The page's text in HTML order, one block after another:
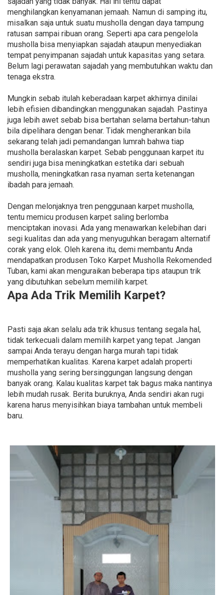
menghilangkan kenyamanan jemaah. Namun di samping itu,
misalkan saja untuk suatu musholla dengan daya tampung
ratusan sampai ribuan orang. Seperti apa cara pengelola
musholla bisa menyiapkan sajadah ataupun menyediakan
tempat penyimpanan sajadah untuk kapasitas yang setara.
Belum lagi perawatan sajadah yang membutuhkan waktu dan
tenaga ekstra.
Mungkin sebab itulah keberadaan karpet akhirnya dinilai
lebih efisien dibandingkan menggunakan sajadah. Pastinya
juga lebih awet sebab bisa bertahan selama bertahun-tahun
bila dipelihara dengan benar. Tidak mengherankan bila
sekarang telah jadi pemandangan lumrah bahwa tiap
musholla beralaskan karpet. Sebab penggunaan karpet itu
sendiri juga bisa meningkatkan estetika dari sebuah
musholla, meningkatkan rasa nyaman serta ketenangan
ibadah para jemaah.
Dengan melonjaknya tren penggunaan karpet musholla,
tentu memicu produsen karpet saling berlomba
menciptakan inovasi. Ada yang menawarkan kelebihan dari
segi kualitas dan ada yang menyuguhkan beragam alternatif
corak yang elok. Oleh karena itu, demi membantu Anda
mendapatkan produsen Toko Karpet Musholla Rekomended
Tuban, kami akan menguraikan beberapa tips ataupun trik
yang dibutuhkan sebelum memilih karpet.
Apa Ada Trik Memilih Karpet?
Pasti saja akan selalu ada trik khusus tentang segala hal,
tidak terkecuali dalam memilih karpet yang tepat. Jangan
sampai Anda terayu dengan harga murah tapi tidak
memperhatikan kualitas. Karena karpet adalah properti
musholla yang sering bersinggungan langsung dengan
banyak orang. Kalau kualitas karpet tak bagus maka nantinya
lebih mudah rusak. Berita buruknya, Anda sendiri akan rugi
karena harus menyisihkan biaya tambahan untuk membeli
baru.